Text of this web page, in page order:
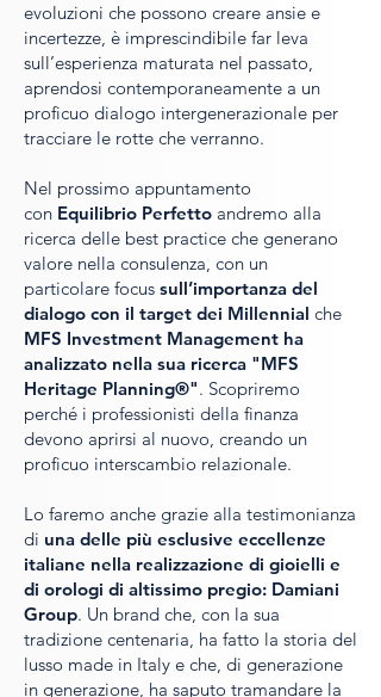
evoluzioni che possono creare ansie e
incertezze, è imprescindibile far leva
sull’esperienza maturata nel passato,
aprendosi contemporaneamente a un
proficuo dialogo intergenerazionale per
tracciare le rotte che verranno.
Nel prossimo appuntamento
con Equilibrio Perfetto andremo alla
ricerca delle best practice che generano
valore nella consulenza, con un
particolare focus sull’importanza del
dialogo con il target dei Millennial che
MFS Investment Management ha
analizzato nella sua ricerca "MFS
Heritage Planning®". Scopriremo
perché i professionisti della finanza
devono aprirsi al nuovo, creando un
proficuo interscambio relazionale.
Lo faremo anche grazie alla testimonianza
di una delle più esclusive eccellenze
italiane nella realizzazione di gioielli e
di orologi di altissimo pregio: Damiani
Group. Un brand che, con la sua
tradizione centenaria, ha fatto la storia del
lusso made in Italy e che, di generazione
in generazione, ha saputo tramandare la